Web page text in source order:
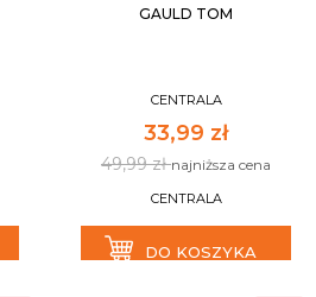
GAULD TOM
CENTRALA
33,99 zł
49,99 złnajniższa cena
CENTRALA
DO KOSZYKA